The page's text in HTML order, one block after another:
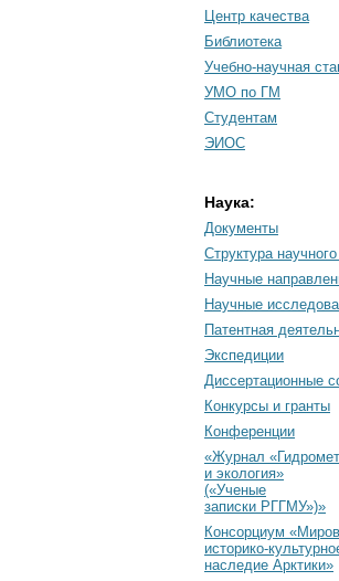
Центр качества
Библиотека
Учебно-научная
УМО по ГМ
Студентам
ЭИОС
Наука:
Документы
Cтруктура
Научные
Научные
Патентная
Экспедиции
Диссертационные
Конкурсы и гранты
Конференции
«Журнал
и экология»
(«Ученые
записки РГГМУ»)»
Консорциум
историко-
наследие Арктики»